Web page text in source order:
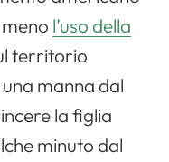
l’uso della
territorio
manna dal
la figlia
minuto dal